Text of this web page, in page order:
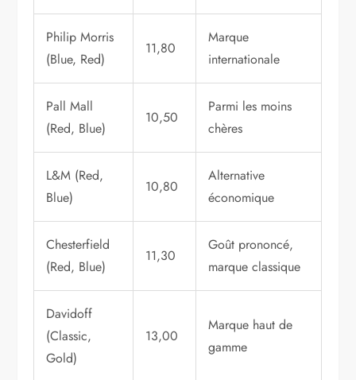
Philip Morris
(Blue, Red)
11,80
Marque
internationale
Pall Mall
(Red, Blue)
10,50
Parmi les moins
chères
L&M (Red,
Blue)
10,80
Alternative
économique
Chesterfield
(Red, Blue)
11,30
Goût prononcé,
marque classique
Davidoff
(Classic,
Gold)
13,00
Marque haut de
gamme